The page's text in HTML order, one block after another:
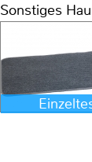
Sonstiges